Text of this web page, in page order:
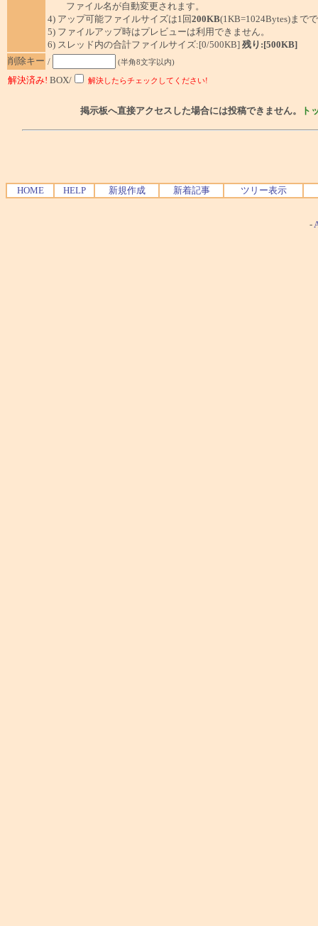
ファイル名が自動変更されます。
4) アップ可能ファイルサイズは1回200KB(1KB=1024Bytes)まで
5) ファイルアップ時はプレビューは利用できません。
6) スレッド内の合計ファイルサイズ:[0/500KB] 残り:[500KB]
削除キー / (半角8文字以内)
解決済み! BOX/ 解決したらチェックしてください!
掲示板へ直接アクセスした場合には投稿できません。 ト
HOME HELP 新規作成 新着記事 ツリー表示
-